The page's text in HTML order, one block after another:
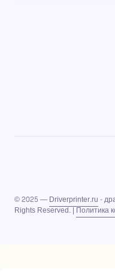
© 2025 —Driverprinter.ru-
Rights Reserved. |Политика